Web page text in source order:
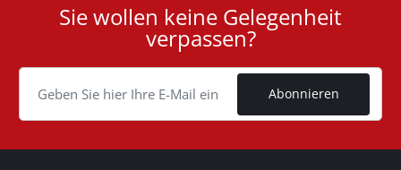
Cookie
Sie wollen keine Gelegenheit
verpassen?
Abonnieren